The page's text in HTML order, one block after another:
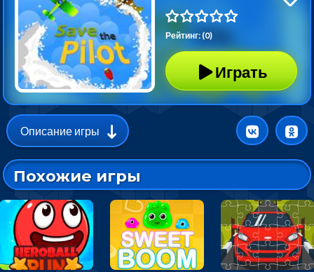
Рейтинг: (0)
Играть
Описание игры
Похожие игры